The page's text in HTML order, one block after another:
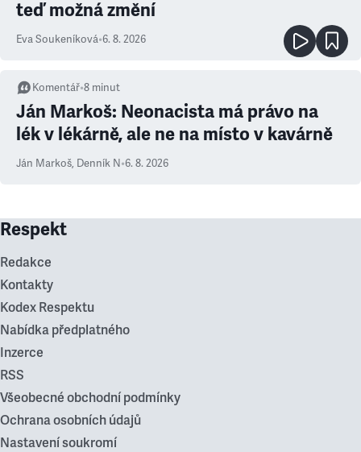
teď možná změní
Eva Soukeníková•6. 8. 2026
Komentář•8 minut
Ján Markoš: Neonacista má právo na
lék v lékárně, ale ne na místo v kavárně
Ján Markoš, Denník N•6. 8. 2026
Respekt
Redakce
Kontakty
Kodex Respektu
Nabídka předplatného
Inzerce
RSS
Všeobecné obchodní podmínky
Ochrana osobních údajů
Nastavení soukromí